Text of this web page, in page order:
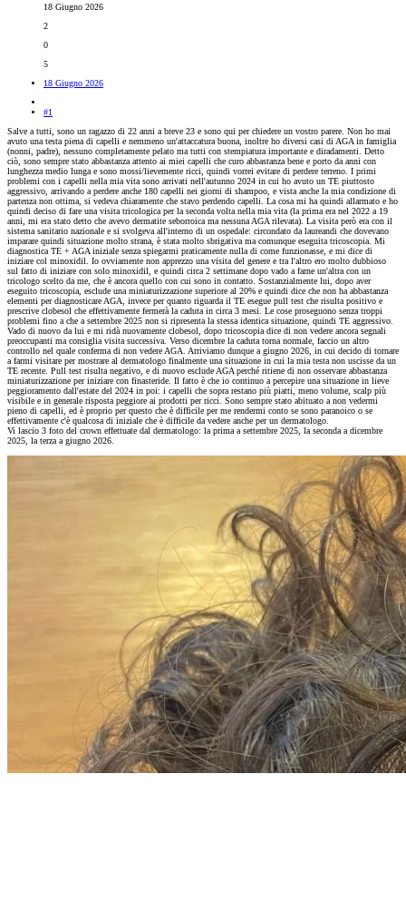
18 Giugno 2026
2
0
5
18 Giugno 2026
#1
Salve a tutti, sono un ragazzo di 22 anni a breve 23 e sono qui per chiedere un vostro parere. Non ho mai
avuto una testa piena di capelli e nemmeno un'attaccatura buona, inoltre ho diversi casi di AGA in famiglia
(nonni, padre), nessuno completamente pelato ma tutti con stempiatura importante e diradamenti. Detto
ciò, sono sempre stato abbastanza attento ai miei capelli che curo abbastanza bene e porto da anni con
lunghezza medio lunga e sono mossi/lievemente ricci, quindi vorrei evitare di perdere terreno. I primi
problemi con i capelli nella mia vita sono arrivati nell'autunno 2024 in cui ho avuto un TE piuttosto
aggressivo, arrivando a perdere anche 180 capelli nei giorni di shampoo, e vista anche la mia condizione di
partenza non ottima, si vedeva chiaramente che stavo perdendo capelli. La cosa mi ha quindi allarmato e ho
quindi deciso di fare una visita tricologica per la seconda volta nella mia vita (la prima era nel 2022 a 19
anni, mi era stato detto che avevo dermatite seborroica ma nessuna AGA rilevata). La visita però era con il
sistema sanitario nazionale e si svolgeva all'interno di un ospedale: circondato da laureandi che dovevano
imparare quindi situazione molto strana, è stata molto sbrigativa ma comunque eseguita tricoscopia. Mi
diagnostica TE + AGA iniziale senza spiegarmi praticamente nulla di come funzionasse, e mi dice di
iniziare col minoxidil. Io ovviamente non apprezzo una visita del genere e tra l'altro ero molto dubbioso
sul fatto di iniziare con solo minoxidil, e quindi circa 2 settimane dopo vado a farne un'altra con un
tricologo scelto da me, che è ancora quello con cui sono in contatto. Sostanzialmente lui, dopo aver
eseguito tricoscopia, esclude una miniaturizzazione superiore al 20% e quindi dice che non ha abbastanza
elementi per diagnosticare AGA, invece per quanto riguarda il TE esegue pull test che risulta positivo e
prescrive clobesol che effettivamente fermerà la caduta in circa 3 mesi. Le cose proseguono senza troppi
problemi fino a che a settembre 2025 non si ripresenta la stessa identica situazione, quindi TE aggressivo.
Vado di nuovo da lui e mi ridà nuovamente clobesol, dopo tricoscopia dice di non vedere ancora segnali
preoccupanti ma consiglia visita successiva. Verso dicembre la caduta torna normale, faccio un altro
controllo nel quale conferma di non vedere AGA. Arriviamo dunque a giugno 2026, in cui decido di tornare
a farmi visitare per mostrare al dermatologo finalmente una situazione in cui la mia testa non uscisse da un
TE recente. Pull test risulta negativo, e di nuovo esclude AGA perché ritiene di non osservare abbastanza
miniaturizzazione per iniziare con finasteride. Il fatto è che io continuo a percepire una situazione in lieve
peggioramento dall'estate del 2024 in poi: i capelli che sopra restano più piatti, meno volume, scalp più
visibile e in generale risposta peggiore ai prodotti per ricci. Sono sempre stato abituato a non vedermi
pieno di capelli, ed è proprio per questo che è difficile per me rendermi conto se sono paranoico o se
effettivamente c'è qualcosa di iniziale che è difficile da vedere anche per un dermatologo.
Vi lascio 3 foto del crown effettuate dal dermatologo: la prima a settembre 2025, la seconda a dicembre
2025, la terza a giugno 2026.